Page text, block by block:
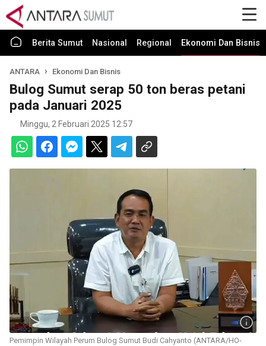
Berita Sumut Nasional Regional Ekonomi Dan Bisnis
ANTARA Ekonomi Dan Bisnis
Bulog Sumut serap 50 ton beras petani
pada Januari 2025
Minggu, 2 Februari 2025 12:57
Pemimpin Wilayah Perum Bulog Sumut Budi Cahyanto (ANTARA/HO-